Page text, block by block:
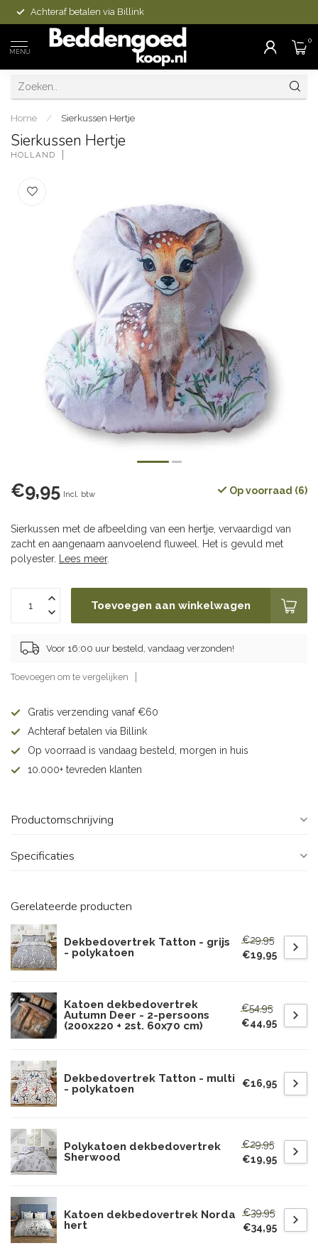
Achteraf betalen via Billink
MENU
0
Home / Sierkussen Hertje
Sierkussen Hertje
HOLLAND
€9,95 Incl. btw Op voorraad (6)
Sierkussen met de afbeelding van een hertje, vervaardigd van
zacht en aangenaam aanvoelend fluweel. Het is gevuld met
polyester.
Lees meer.
Toevoegen aan winkelwagen
Voor 16:00 uur besteld, vandaag verzonden!
Toevoegen om te vergelijken
Gratis verzending vanaf €60
Achteraf betalen via Billink
Op voorraad is vandaag besteld, morgen in huis
10.000+ tevreden klanten
Productomschrijving
Specificaties
Gerelateerde producten
Dekbedovertrek Tatton - grijs
- polykatoen
€29,95
€19,95
Katoen dekbedovertrek
Autumn Deer - 2-persoons
(200x220 + 2st. 60x70 cm)
€54,95
€44,95
Dekbedovertrek Tatton - multi
- polykatoen
€16,95
Polykatoen dekbedovertrek
Sherwood
€29,95
€19,95
Katoen dekbedovertrek Norda
hert
€39,95
€34,95